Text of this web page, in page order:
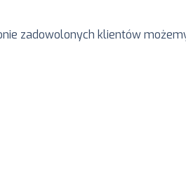
zadowolonych klientów